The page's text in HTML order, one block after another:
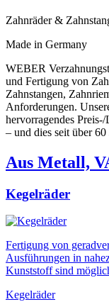
Zahnräder &
Made in
WEBER
und Fertigung von
Zahnstangen,
Anforderungen.
hervorragendes
– und dies seit über 60
Aus Metall,
Kegelräder
Fertigung von
Ausführungen in
Kunststoff sind
Kegelräder